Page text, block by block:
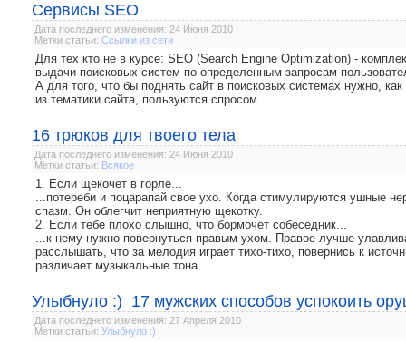
Сервисы SEO
Дата последнего изменения: 24 Июня 2010
Метки статьи: Ссылки из сети
Для тех кто не в курсе: SEO (Search Engine Optimization) -
выдачи поисковых систем по определенным запросам
А для того, что бы поднять сайт в поисковых системах нужно,
из тематики сайта, пользуются спросом.
16 трюков для твоего тела
Дата последнего изменения: 24 Июня 2010
Метки статьи: Всякое
1. Если щекочет в горле...
...потереби и поцарапай свое ухо. Когда стимулируются ушные
спазм. Он облегчит неприятную щекотку.
2. Если тебе плохо слышно, что бормочет собеседник...
...к нему нужно повернуться правым ухом. Правое лучше
расслышать, что за мелодия играет тихо-тихо, повернись к
различает музыкальные тона.
Улыбнуло :) 17 мужских способов успокоить
Дата последнего изменения: 27 Апреля 2010
Метки статьи: Улыбнуло :)